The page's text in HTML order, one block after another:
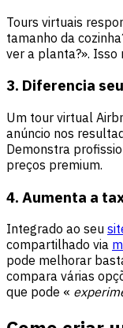
Tours virtuais
tamanho da
ver a planta?». Isso
3. Diferencia
Um tour virtual
anúncio nos
Demonstra
preços premium.
4. Aumenta a
Integrado ao seu
compartilhado via
pode melhorar
compara várias
que pode «